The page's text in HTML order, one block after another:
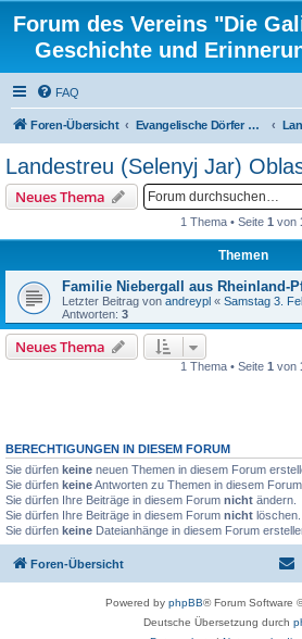
Forum des Vereins "Die
Geschichte und
FAQ
Foren-Übersicht Evangelische Dörfer und ortsbezogene Familienforschung
Landestreu (Selenyj Jar)
Neues Thema
1 Thema • Seite 1 von
Themen
Familie Niebergall aus Rheinland-
Letzter Beitrag von andreypl « Samstag 3.
Antworten: 3
Neues Thema
1 Thema • Seite 1 von
BERECHTIGUNGEN IN DIESEM FORUM
Sie dürfen keine neuen Themen in diesem Forum
Sie dürfen keineAntworten zu Themen in diesem Forum
Sie dürfen Ihre Beiträge in diesem Forum nicht ändern.
Sie dürfen Ihre Beiträge in diesem Forum nicht löschen.
Sie dürfen keine Dateianhänge in diesem Forum
Foren-Übersicht
Powered by phpBB® Forum Software
Deutsche Übersetzung durch